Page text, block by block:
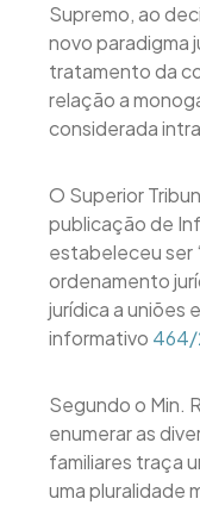
Supremo, ao
novo paradigma
tratamento da
relação a
considerada
O Superior
publicação de
estabeleceu ser
ordenamento
jurídica a uniões
informativo 464/
Segundo o Min.
enumerar as
familiares traça
uma pluralidade